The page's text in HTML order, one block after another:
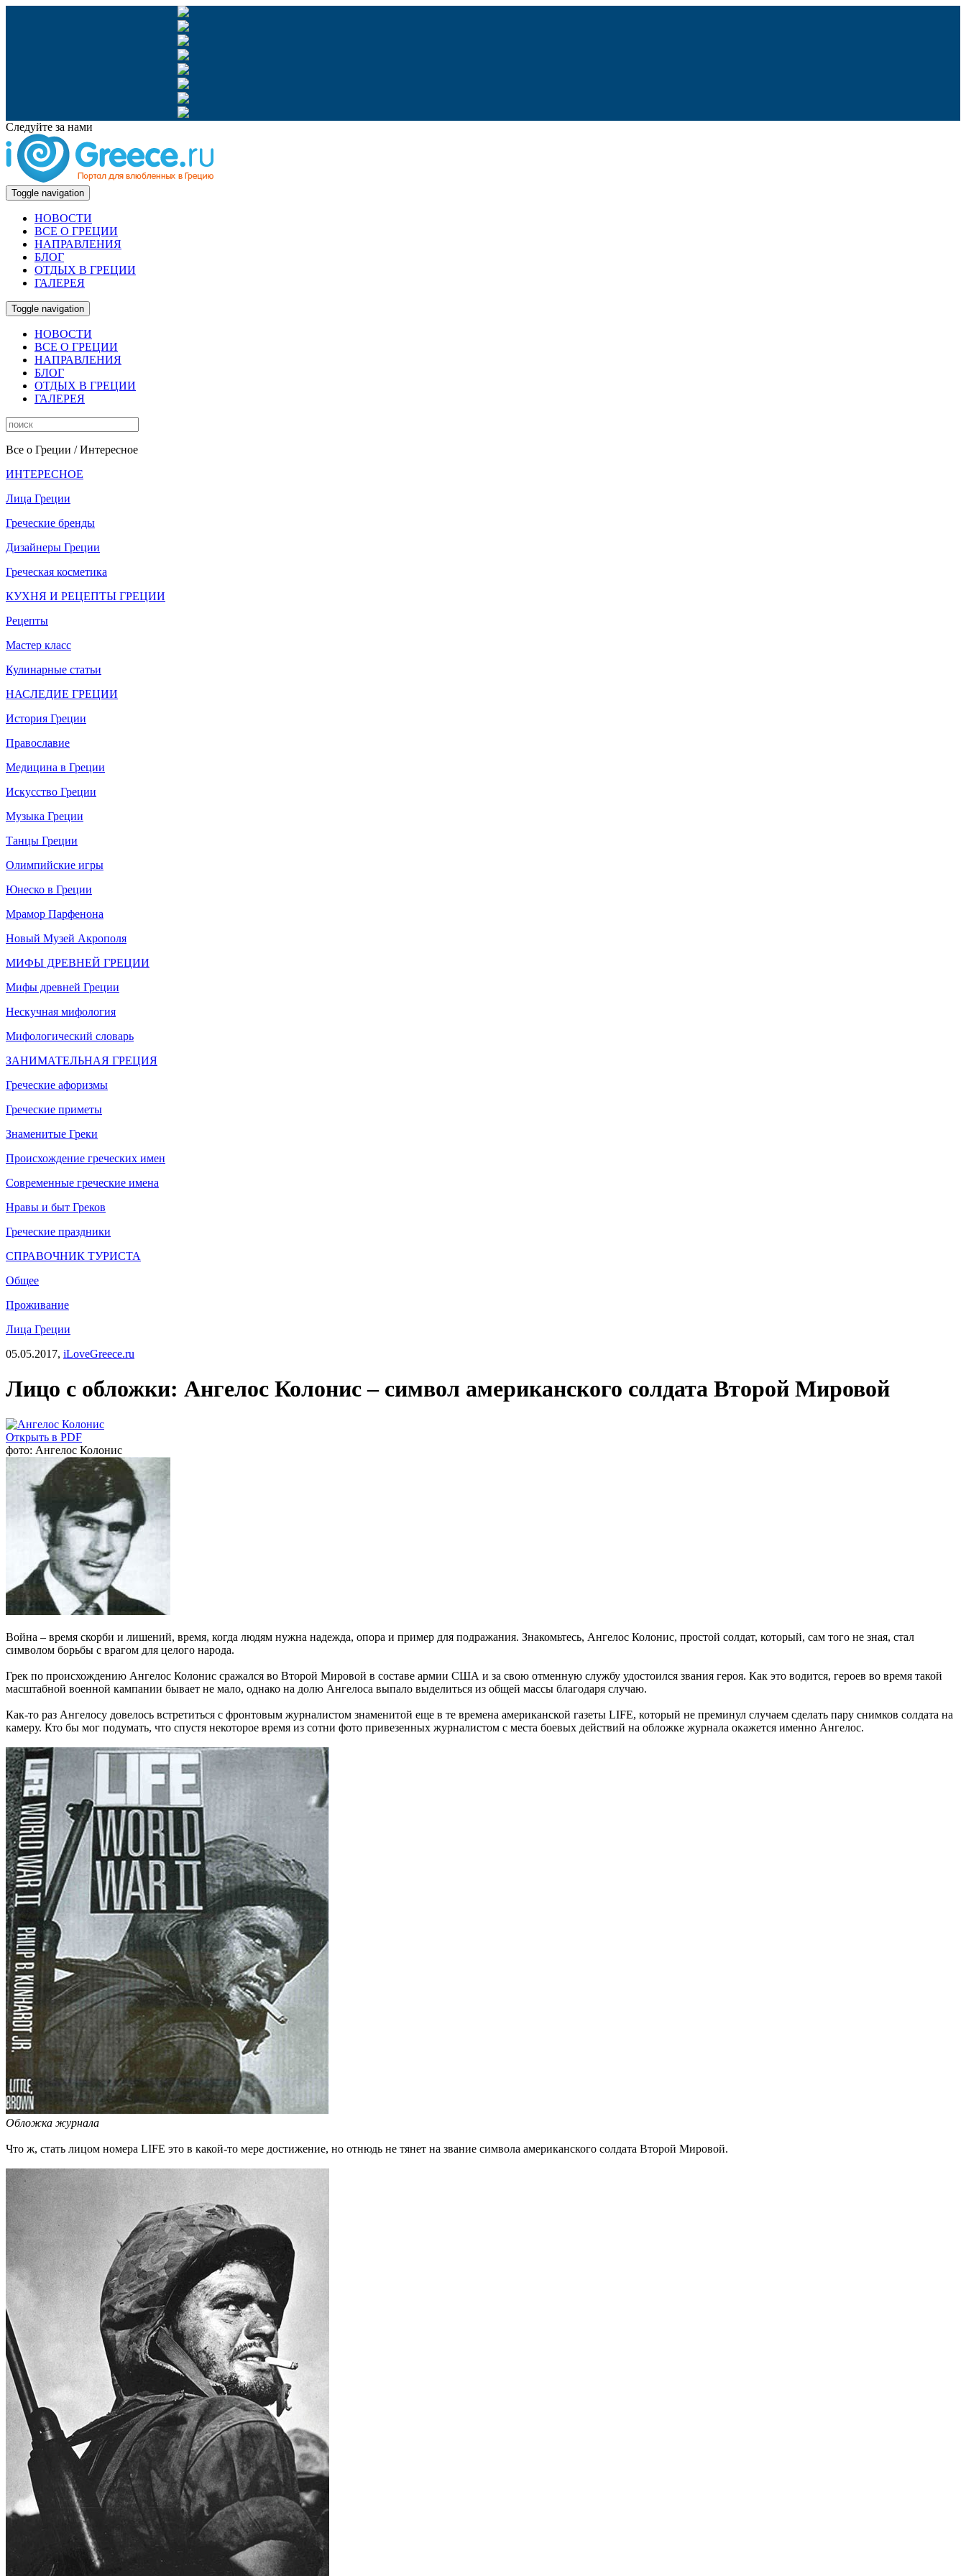
Следуйте за нами
Toggle navigation
НОВОСТИ
ВСЕ О ГРЕЦИИ
НАПРАВЛЕНИЯ
БЛОГ
ОТДЫХ В ГРЕЦИИ
ГАЛЕРЕЯ
Toggle navigation
НОВОСТИ
ВСЕ О ГРЕЦИИ
НАПРАВЛЕНИЯ
БЛОГ
ОТДЫХ В ГРЕЦИИ
ГАЛЕРЕЯ
Все о Греции / Интересное
ИНТЕРЕСНОЕ
Лица Греции
Греческие бренды
Дизайнеры Греции
Греческая косметика
КУХНЯ И РЕЦЕПТЫ ГРЕЦИИ
Рецепты
Мастер класс
Кулинарные статьи
НАСЛЕДИЕ ГРЕЦИИ
История Греции
Православие
Медицина в Греции
Искусство Греции
Музыка Греции
Танцы Греции
Олимпийские игры
Юнеско в Греции
Мрамор Парфенона
Новый Музей Акрополя
МИФЫ ДРЕВНЕЙ ГРЕЦИИ
Мифы древней Греции
Нескучная мифология
Мифологический словарь
ЗАНИМАТЕЛЬНАЯ ГРЕЦИЯ
Греческие афоризмы
Греческие приметы
Знаменитые Греки
Происхождение греческих имен
Современные греческие имена
Нравы и быт Греков
Греческие праздники
СПРАВОЧНИК ТУРИСТА
Общее
Проживание
Лица Греции
05.05.2017, iLoveGreece.ru
Лицо с обложки: Ангелос Колонис – символ американского солдата Второй Мировой
Открыть в PDF
фото: Ангелос Колонис
Война – время скорби и лишений, время, когда людям нужна надежда, опора и пример для подражания. Знакомьтесь, Ангелос Колонис, простой солдат, который, сам того не зная, стал
символом борьбы с врагом для целого народа.
Грек по происхождению Ангелос Колонис сражался во Второй Мировой в составе армии США и за свою отменную службу удостоился звания героя. Как это водится, героев во время такой
масштабной военной кампании бывает не мало, однако на долю Ангелоса выпало выделиться из общей массы благодаря случаю.
Как-то раз Ангелосу довелось встретиться с фронтовым журналистом знаменитой еще в те времена американской газеты LIFE, который не преминул случаем сделать пару снимков солдата на
камеру. Кто бы мог подумать, что спустя некоторое время из сотни фото привезенных журналистом с места боевых действий на обложке журнала окажется именно Ангелос.
Обложка журнала
Что ж, стать лицом номера LIFE это в какой-то мере достижение, но отнюдь не тянет на звание символа американского солдата Второй Мировой.